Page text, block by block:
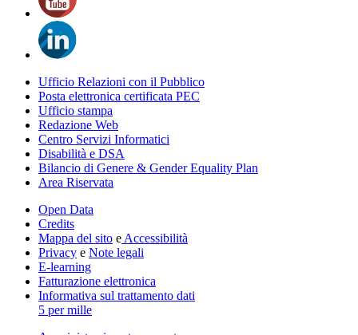
Ufficio Relazioni con il Pubblico
Posta elettronica certificata PEC
Ufficio stampa
Redazione Web
Centro Servizi Informatici
Disabilità e DSA
Bilancio di Genere & Gender Equality Plan
Area Riservata
Open Data
Credits
Mappa del sito e Accessibilità
Privacy e Note legali
E-learning
Fatturazione elettronica
Informativa sul trattamento dati
5 per mille